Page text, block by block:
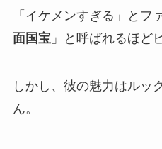
「イケメンすぎる」とフ
面国宝 」と呼ばれるほど
しかし、彼の魅力はルッ
ん。